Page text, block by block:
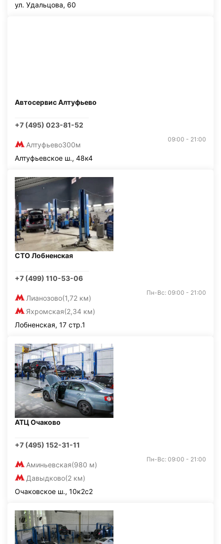
ул. Удальцова, 60
Автосервис Алтуфьево
+7 (495) 023-81-52
Алтуфьево300м
09:00 - 21:00
Алтуфьевское ш., 48к4
СТО Лобненская
+7 (499) 110-53-06
Лианозово(1,72 км)
Яхромская(2,34 км)
Пн-Вс: 09:00 - 21:00
Лобненская, 17 стр.1
АТЦ Очаково
+7 (495) 152-31-11
Аминьевская(980 м)
Давыдково(2 км)
Пн-Вс: 09:00 - 21:00
Очаковское ш., 10к2с2